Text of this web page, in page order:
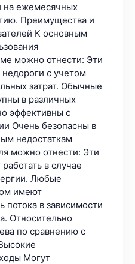
на ежемесячных
Преимущества и
К основным
можно отнести: Эти
с учетом
затрат. Обычные
в различных
эффективны с
Очень безопасны в
недостаткам
можно отнести: Эти
в случае
Любые
имеют
потока в зависимости
Относительно
по сравнению с
Могут